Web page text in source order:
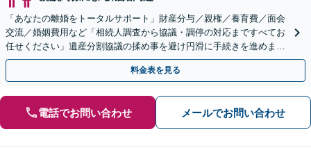
「あなたの離婚をトータルサポート」財産分与／親権／養育費／面会
交流／婚姻費用など「相続人調査から協議・調停の対応まですべてお
任せください」遺産分割協議の揉め事を避け円滑に手続きを進めまし
ょう【秘密厳守】【子連れ相談可】【休日・夜間相談あり】
料金表を見る
電話でお問い合わせ メールでお問い合わせ